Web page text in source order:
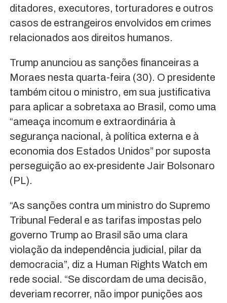
ditadores, executores, torturadores e outros
casos de estrangeiros envolvidos em crimes
relacionados aos direitos humanos.
Trump anunciou as sanções financeiras a
Moraes nesta quarta-feira (30). O presidente
também citou o ministro, em sua justificativa
para aplicar a sobretaxa ao Brasil, como uma
“ameaça incomum e extraordinária à
segurança nacional, à política externa e à
economia dos Estados Unidos” por suposta
perseguição ao ex-presidente Jair Bolsonaro
(PL).
“As sanções contra um ministro do Supremo
Tribunal Federal e as tarifas impostas pelo
governo Trump ao Brasil são uma clara
violação da independência judicial, pilar da
democracia”, diz a Human Rights Watch em
rede social. “Se discordam de uma decisão,
deveriam recorrer, não impor punições aos